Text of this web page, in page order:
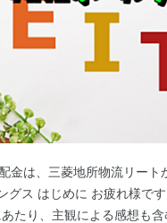
金は、三菱地所物流リート
グス はじめに お疲れ様で
たり、主観による感想も